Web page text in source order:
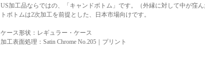
US加工品ならではの、「キャンドボトム」です。（外縁に対して中が窪
トボトムは2次加工を前提とした、日本市場向けです。
ケース形状：レギュラー・ケース
加工表面処理：Satin Chrome No.205｜プリント